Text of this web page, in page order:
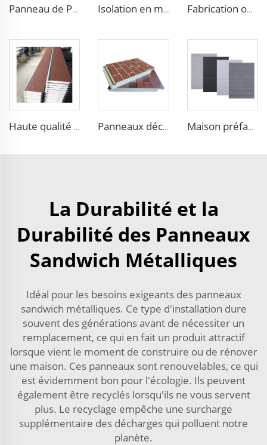
Panneau de Purification en Matériau Sur Mesure pour Paroi de Chambre Froide, Salle Blanche, Étanche et Résistant au Feu, Panneau Sandwich Artisanal Isolation en mousse PU avec laine de roche feuilletée, panneaux sandwich ignifuges 100 mm pour les murs des supermarchés Fabrication offrant un prix attractif Panneau sandwich extérieur Panneau sandwich Panneau mural sandwich EPS pour une construction rapide
Haute qualité 3D gravé EPS panneau sandwich Carved External Metal Board Panneau d'isolation sandwich Imperméable Villa Panneaux décoratifs thermiques pour l'extérieur, panneau structural isolant, panneau sandwich en mousse Maison préfabriquée isolante avec panneaux de mousse EPS en métal
La Durabilité et la
Durabilité des Panneaux
Sandwich Métalliques
Idéal pour les besoins exigeants des panneaux
sandwich métalliques. Ce type d'installation dure
souvent des générations avant de nécessiter un
remplacement, ce qui en fait un produit attractif
lorsque vient le moment de construire ou de rénover
une maison. Ces panneaux sont renouvelables, ce qui
est évidemment bon pour l'écologie. Ils peuvent
également être recyclés lorsqu'ils ne vous servent
plus. Le recyclage empêche une surcharge
supplémentaire des décharges qui polluent notre
planète.